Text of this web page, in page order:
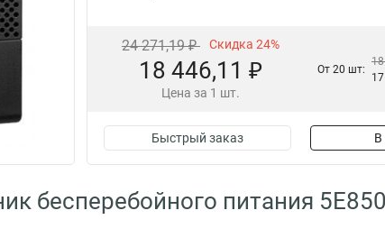
24 271,19 ₽ Скидка 24%
18 446,11 ₽
Цена за 1 шт.
От 20 шт:
Быстрый заказ В
бесперебойного питания